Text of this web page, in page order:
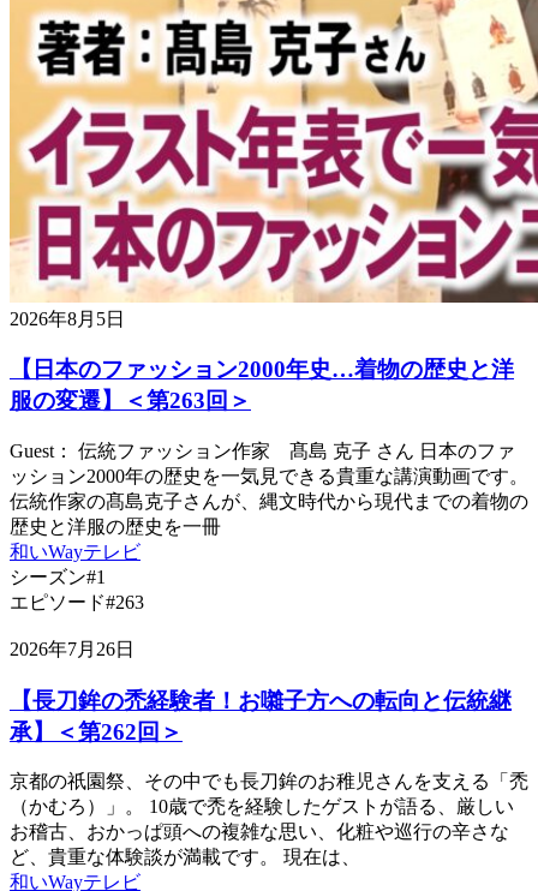
2026年8月5日
【日本のファッション2000年史…着物の歴史と洋
服の変遷】＜第263回＞
Guest： 伝統ファッション作家 髙島 克子 さん 日本のファ
ッション2000年の歴史を一気見できる貴重な講演動画です。
伝統作家の髙島克子さんが、縄文時代から現代までの着物の
歴史と洋服の歴史を一冊
和いWayテレビ
シーズン#1
エピソード#263
2026年7月26日
【長刀鉾の禿経験者！お囃子方への転向と伝統継
承】＜第262回＞
京都の祇園祭、その中でも長刀鉾のお稚児さんを支える「禿
（かむろ）」。 10歳で禿を経験したゲストが語る、厳しい
お稽古、おかっぱ頭への複雑な思い、化粧や巡行の辛さな
ど、貴重な体験談が満載です。 現在は、
和いWayテレビ